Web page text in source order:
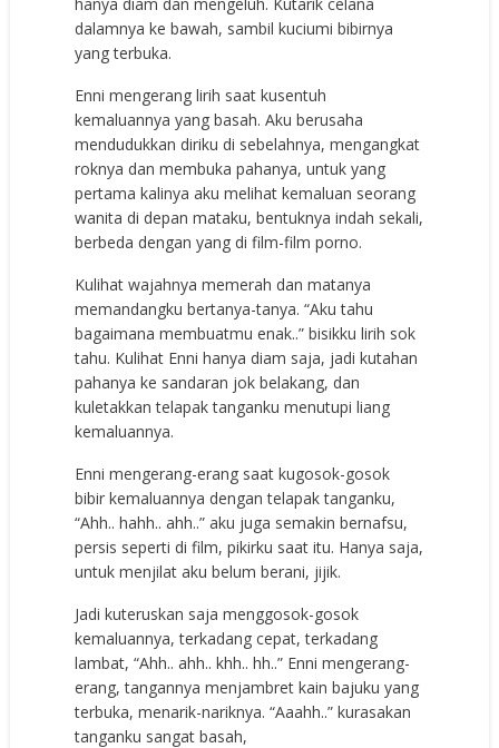
dalamnya ke bawah, sambil kuciumi bibirnya
yang terbuka.
Enni mengerang lirih saat kusentuh
kemaluannya yang basah. Aku berusaha
mendudukkan diriku di sebelahnya, mengangkat
roknya dan membuka pahanya, untuk yang
pertama kalinya aku melihat kemaluan seorang
wanita di depan mataku, bentuknya indah sekali,
berbeda dengan yang di film-film porno.
Kulihat wajahnya memerah dan matanya
memandangku bertanya-tanya. “Aku tahu
bagaimana membuatmu enak..” bisikku lirih sok
tahu. Kulihat Enni hanya diam saja, jadi kutahan
pahanya ke sandaran jok belakang, dan
kuletakkan telapak tanganku menutupi liang
kemaluannya.
Enni mengerang-erang saat kugosok-gosok
bibir kemaluannya dengan telapak tanganku,
“Ahh.. hahh.. ahh..” aku juga semakin bernafsu,
persis seperti di film, pikirku saat itu. Hanya saja,
untuk menjilat aku belum berani, jijik.
Jadi kuteruskan saja menggosok-gosok
kemaluannya, terkadang cepat, terkadang
lambat, “Ahh.. ahh.. khh.. hh..” Enni mengerang-
erang, tangannya menjambret kain bajuku yang
terbuka, menarik-nariknya. “Aaahh..” kurasakan
tanganku sangat basah,